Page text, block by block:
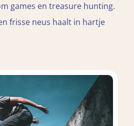
games en treasure hunting.
frisse neus haalt in hartje